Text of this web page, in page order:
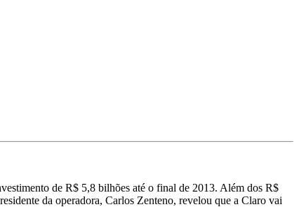
de R$ 5,8 bilhões até o final de 2013. Além dos R$
da operadora, Carlos Zenteno, revelou que a Claro vai